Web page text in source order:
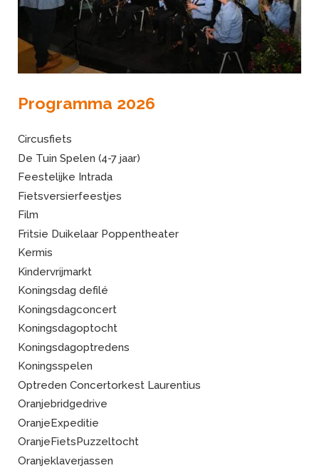
Programma 2026
Circusfiets
De Tuin Spelen (4-7 jaar)
Feestelijke Intrada
Fietsversierfeestjes
Film
Fritsie Duikelaar Poppentheater
Kermis
Kindervrijmarkt
Koningsdag defilé
Koningsdagconcert
Koningsdagoptocht
Koningsdagoptredens
Koningsspelen
Optreden Concertorkest Laurentius
Oranjebridgedrive
OranjeExpeditie
OranjeFietsPuzzeltocht
Oranjeklaverjassen